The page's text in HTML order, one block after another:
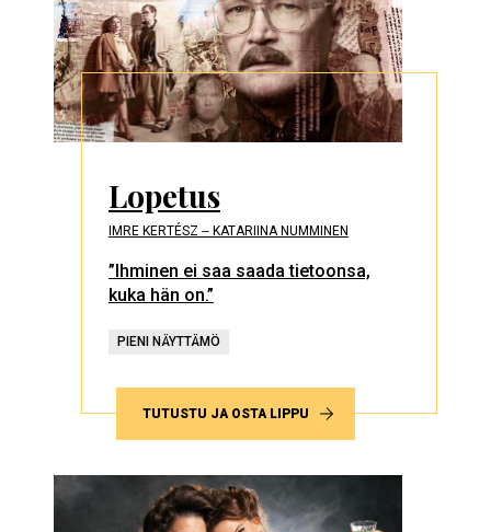
Lopetus
IMRE KERTÉSZ ‒ KATARIINA NUMMINEN
”Ihminen ei saa saada tietoonsa,
kuka hän on.”
PIENI NÄYTTÄMÖ
TUTUSTU JA OSTA LIPPU